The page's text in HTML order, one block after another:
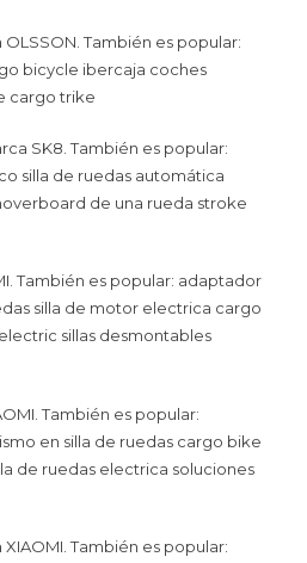
También es popular:
bicycle ibercaja coches
cargo trike
SK8. También es popular:
silla de ruedas automática
de una rueda stroke
También es popular: adaptador
silla de motor electrica cargo
sillas desmontables
También es popular:
en silla de ruedas cargo bike
de ruedas electrica soluciones
También es popular: